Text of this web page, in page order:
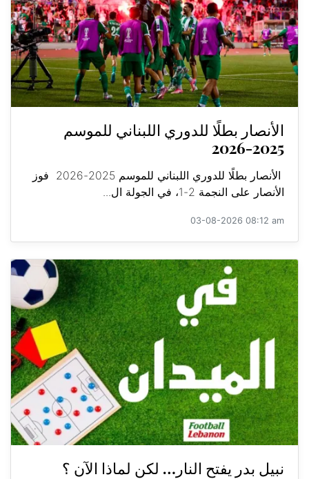
الأنصار بطلًا للدوري اللبناني للموسم
2025-2026
الأنصار بطلًا للدوري اللبناني للموسم 2025-2026 فوز
الأنصار على النجمة 2-1، في الجولة ال...
03-08-2026 08:12 am
نبيل بدر يفتح النار… لكن لماذا الآن ؟